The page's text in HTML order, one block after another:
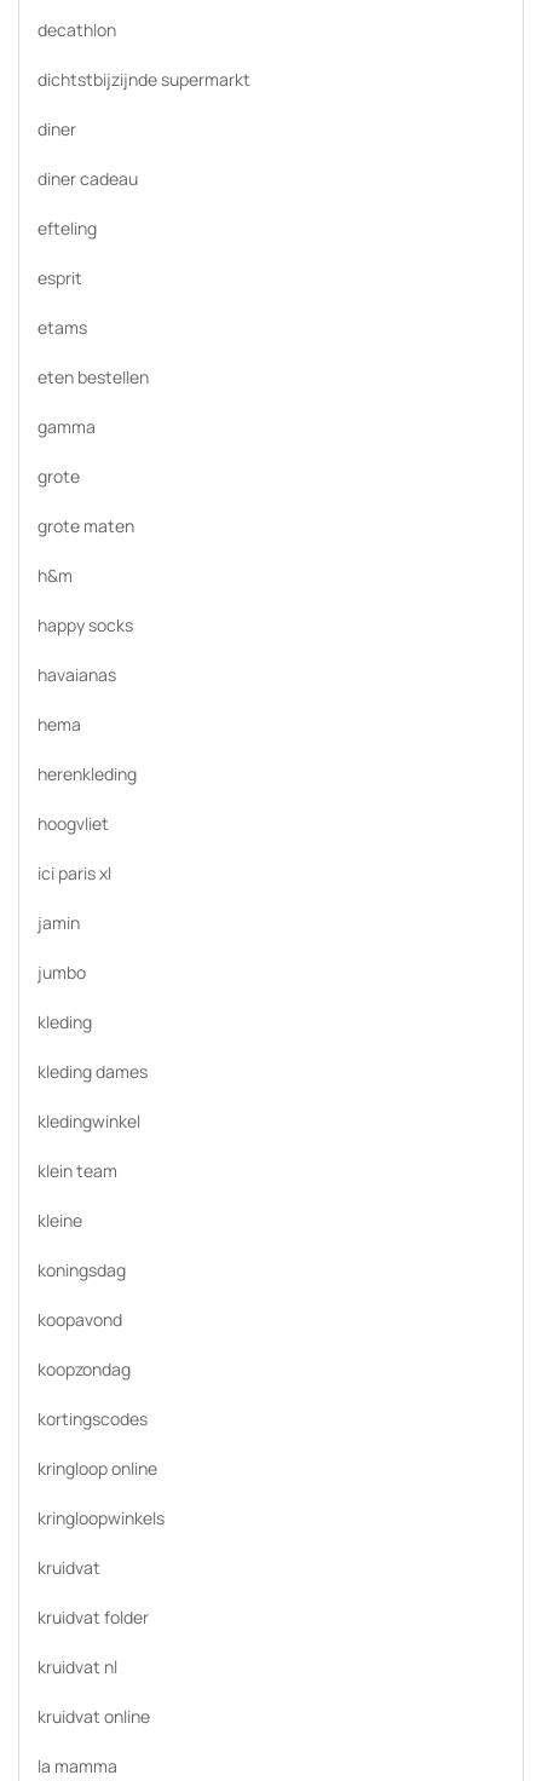
decathlon
dichtstbijzijnde supermarkt
diner
diner cadeau
efteling
esprit
etams
eten bestellen
gamma
grote
grote maten
h&m
happy socks
havaianas
hema
herenkleding
hoogvliet
ici paris xl
jamin
jumbo
kleding
kleding dames
kledingwinkel
klein team
kleine
koningsdag
koopavond
koopzondag
kortingscodes
kringloop online
kringloopwinkels
kruidvat
kruidvat folder
kruidvat nl
kruidvat online
la mamma